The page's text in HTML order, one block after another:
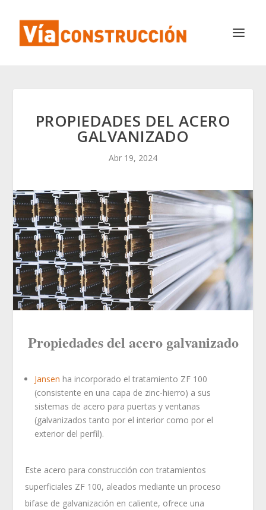
PROPIEDADES DEL ACERO
GALVANIZADO
Abr 19, 2024
Propiedades del acero galvanizado
Jansen ha incorporado el tratamiento ZF 100
(consistente en una capa de zinc-hierro) a sus
sistemas de acero para puertas y ventanas
(galvanizados tanto por el interior como por el
exterior del perfil).
Este acero para construcción con tratamientos
superficiales ZF 100, aleados mediante un proceso
bifase de galvanización en caliente, ofrece una